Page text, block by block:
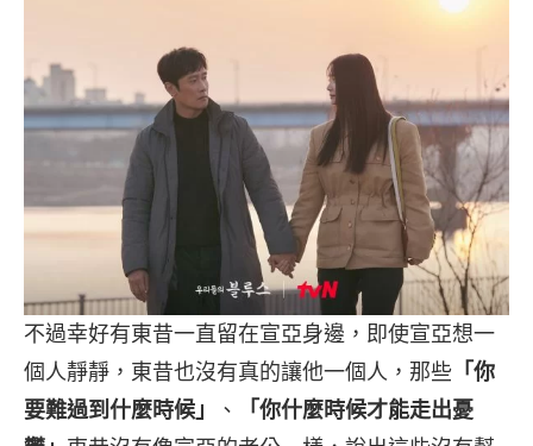
不過幸好有東昔一直留在宣亞身邊，即使宣亞想一
個人靜靜，東昔也沒有真的讓他一個人，那些 「你
要難過到什麼時候」
、
「你什麼時候才能走出憂